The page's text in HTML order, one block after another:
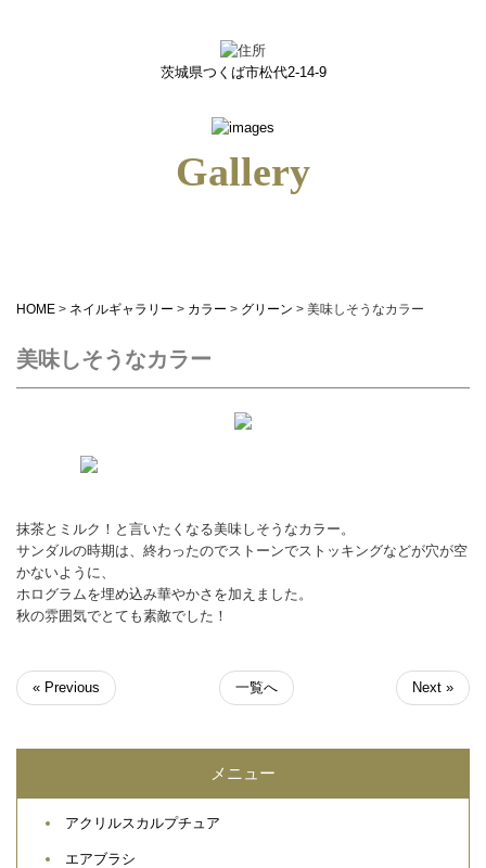
茨城県つくば市松代2-14-9
Gallery
HOME > ネイルギャラリー > カラー > グリーン > 美味しそうなカラー
美味しそうなカラー
抹茶とミルク！と言いたくなる美味しそうなカラー。
サンダルの時期は、終わったのでストーンでストッキングなどが穴が空
かないように、
ホログラムを埋め込み華やかさを加えました。
秋の雰囲気でとても素敵でした！
« Previous 一覧へ Next »
メニュー
アクリルスカルプチュア
エアブラシ